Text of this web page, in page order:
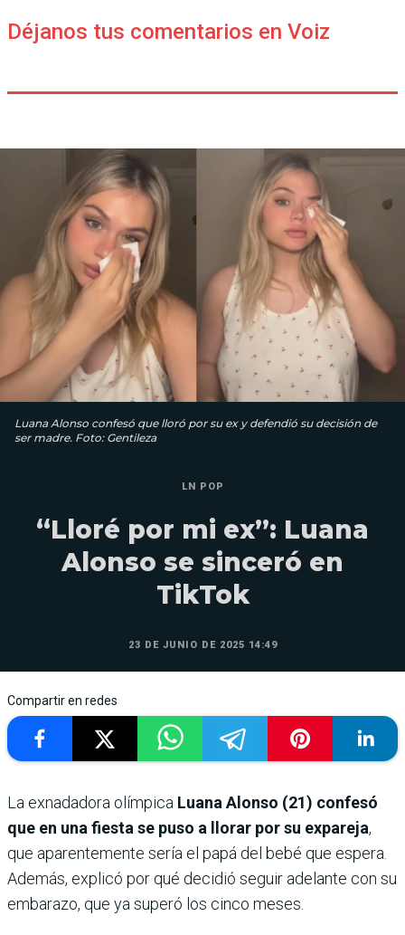
Déjanos tus comentarios en Voiz
Luana Alonso confesó que lloró por su ex y defendió su decisión de
ser madre. Foto: Gentileza
LN POP
“Lloré por mi ex”: Luana
Alonso se sinceró en
TikTok
23 DE JUNIO DE 2025 14:49
Compartir en redes
La exnadadora olímpica Luana Alonso (21) confesó
que en una fiesta se puso a llorar por su expareja,
que aparentemente sería el papá del bebé que espera.
Además, explicó por qué decidió seguir adelante con su
embarazo, que ya superó los cinco meses.